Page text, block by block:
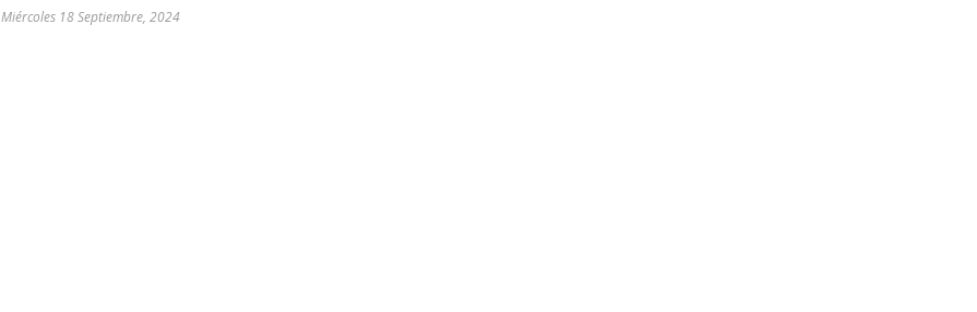
Miércoles 18 Septiembre, 2024